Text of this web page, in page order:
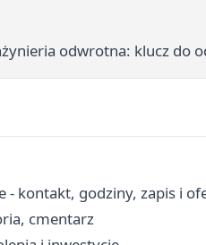
odwrotna: klucz do
- kontakt, godziny, zapis i
cmentarz